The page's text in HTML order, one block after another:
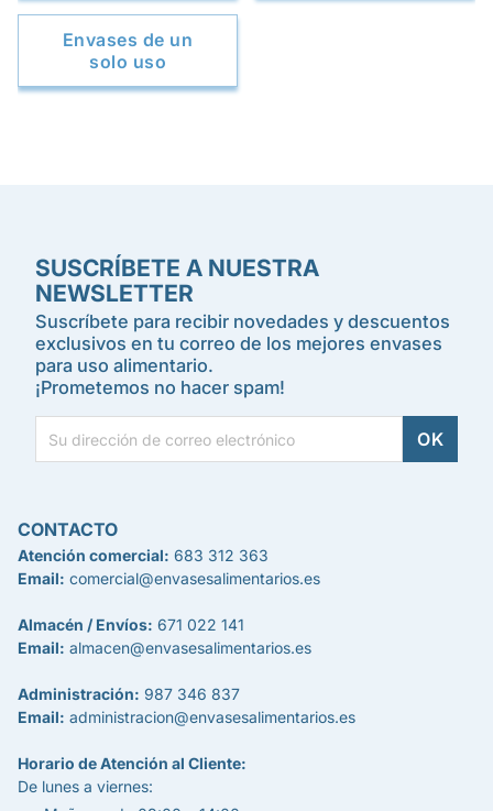
Envases de un
solo uso
SUSCRÍBETE A NUESTRA
NEWSLETTER
Suscríbete para recibir novedades y descuentos
exclusivos en tu correo de los mejores envases
para uso alimentario.
¡Prometemos no hacer spam!
CONTACTO
Atención comercial: 683 312 363
Email: comercial@envasesalimentarios.es
Almacén / Envíos: 671 022 141
Email: almacen@envasesalimentarios.es
Administración: 987 346 837
Email: administracion@envasesalimentarios.es
Horario de Atención al Cliente:
De lunes a viernes: